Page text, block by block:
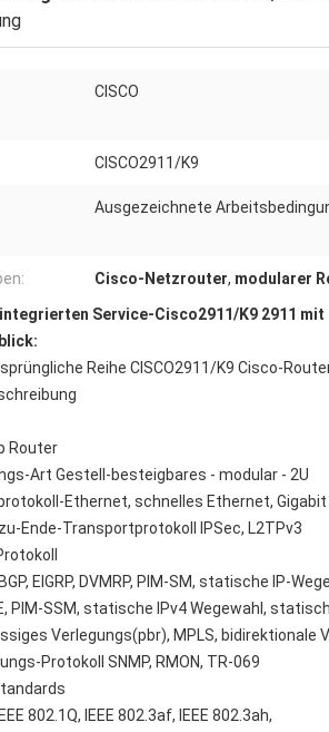
CISCO
CISCO2911/K9
Ausgezeichnete
Cisco-Netzrouter, modularer
Service-Cisco2911/K9 2911
Reihe CISCO2911/K9 Cisco-
Router
Art Gestell-besteigbares - modular - 2U
Ethernet, schnelles Ethernet,
Ende-Transportprotokoll IPSec, L2TPv3
EIGRP, DVMRP, PIM-SM, statische IP-
PIM-SSM, statische IPv4 Wegewahl,
Verlegungs(pbr), MPLS, bidirektionale
Protokoll SNMP, RMON, TR-069
802.1Q, IEEE 802.3af, IEEE 802.3ah,